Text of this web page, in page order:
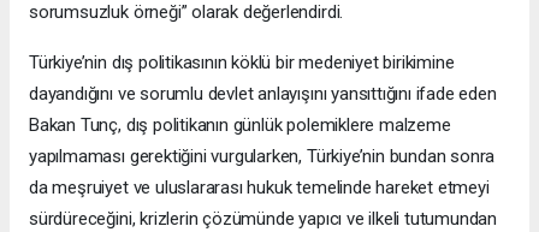
sorumsuzluk örneği” olarak değerlendirdi.
Türkiye’nin dış politikasının köklü bir medeniyet birikimine
dayandığını ve sorumlu devlet anlayışını yansıttığını ifade eden
Bakan Tunç, dış politikanın günlük polemiklere malzeme
yapılmaması gerektiğini vurgularken, Türkiye’nin bundan sonra
da meşruiyet ve uluslararası hukuk temelinde hareket etmeyi
sürdüreceğini, krizlerin çözümünde yapıcı ve ilkeli tutumundan